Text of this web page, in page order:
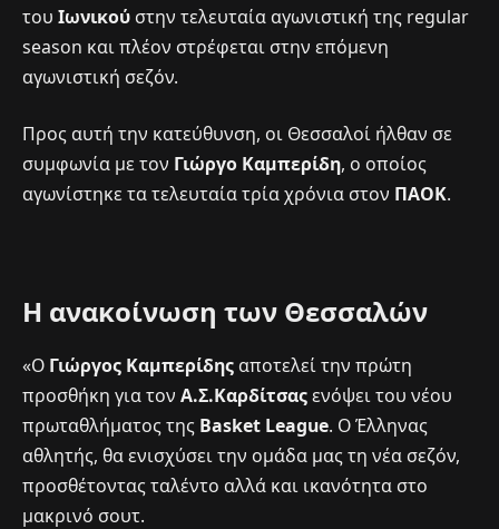
του Ιωνικού στην τελευταία αγωνιστική της regular
season και πλέον στρέφεται στην επόμενη
αγωνιστική σεζόν.
Προς αυτή την κατεύθυνση, οι Θεσσαλοί ήλθαν σε
συμφωνία με τον Γιώργο Καμπερίδη, ο οποίος
αγωνίστηκε τα τελευταία τρία χρόνια στον ΠΑΟΚ.
H ανακοίνωση των Θεσσαλών
«Ο Γιώργος Καμπερίδηςαποτελεί την πρώτη
προσθήκη για τον Α.Σ.Καρδίτσαςενόψει του νέου
πρωταθλήματος της Basket League. O Έλληνας
αθλητής, θα ενισχύσει την ομάδα μας τη νέα σεζόν,
προσθέτοντας ταλέντο αλλά και ικανότητα στο
μακρινό σουτ.